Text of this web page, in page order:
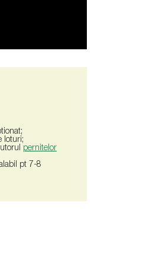
loturi;
pernitelor
pt 7-8